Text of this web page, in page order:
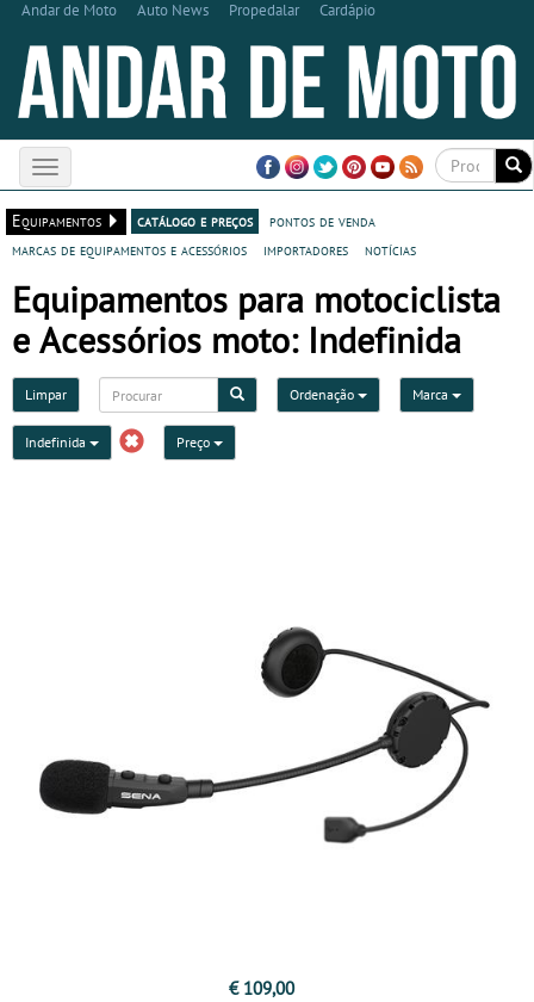
Andar de Moto Auto News Propedalar Cardápio
Toggle
navigation
Equipamentos
catálogo e preços
pontos de venda
marcas de equipamentos e acessórios
importadores notícias
Equipamentos para motociclista
e Acessórios moto: Indefinida
Limpar Ordenação Marca
Indefinida Preço
€ 109,00